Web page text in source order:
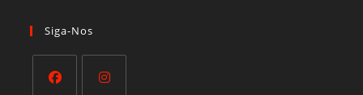
Siga-Nos